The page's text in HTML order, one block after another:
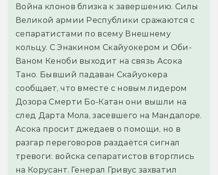
Война клонов близка к завершению. Силы
Великой армии Республики сражаются с
сепаратистами по всему Внешнему
кольцу. С Энакином Скайуокером и Оби-
Ваном Кеноби выходит на связь Асока
Тано. Бывший падаван Скайуокера
сообщает, что вместе с новым лидером
Дозора Смерти Бо-Катан они вышли на
след Дарта Мола, засевшего на Мандалоре.
Асока просит джедаев о помощи, но в
разгар переговоров раздаётся сигнал
тревоги: войска сепаратистов вторглись
на Корусант. Генерал Гривус захватил